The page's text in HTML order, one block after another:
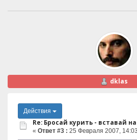
dklas
Действия
Re: Бросай курить - вставай
« Ответ #3 : 25 Февраля 2007,